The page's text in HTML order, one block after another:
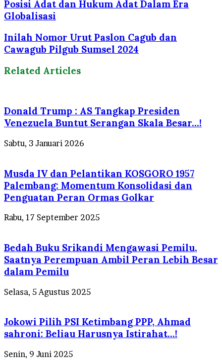
Posisi Adat dan Hukum Adat Dalam Era
Globalisasi
Inilah Nomor Urut Paslon Cagub dan
Cawagub Pilgub Sumsel 2024
Related Articles
Donald Trump : AS Tangkap Presiden
Venezuela Buntut Serangan Skala Besar…!
Sabtu, 3 Januari 2026
Musda IV dan Pelantikan KOSGORO 1957
Palembang: Momentum Konsolidasi dan
Penguatan Peran Ormas Golkar
Rabu, 17 September 2025
Bedah Buku Srikandi Mengawasi Pemilu,
Saatnya Perempuan Ambil Peran Lebih Besar
dalam Pemilu
Selasa, 5 Agustus 2025
Jokowi Pilih PSI Ketimbang PPP, Ahmad
sahroni: Beliau Harusnya Istirahat…!
Senin, 9 Juni 2025